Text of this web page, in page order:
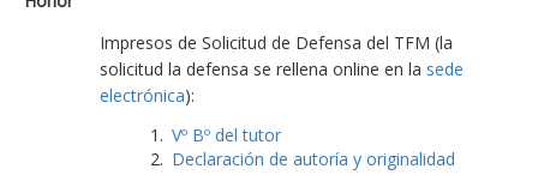
Impresos de Solicitud de Defensa del TFM (la
solicitud la defensa se rellena online en la sede
electrónica):
Vº Bº del tutor
Declaración de autoría y originalidad